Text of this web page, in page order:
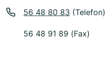
56 48 80 83 (Telefon)
56 48 91 89 (Fax)